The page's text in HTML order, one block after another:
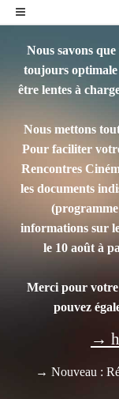
Nous savons
toujours optimale
être lentes à
Nous mettons
Pour faciliter
Rencontres
les documents
informations sur
le 10 août à
Merci pour votre
pouvez
→
→ Nouveau :